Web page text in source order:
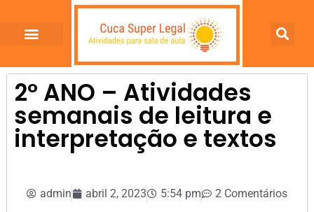
2º ANO – Atividades
semanais de leitura e
interpretação e textos
admin abril 2, 2023 5:54 pm 2 Comentários